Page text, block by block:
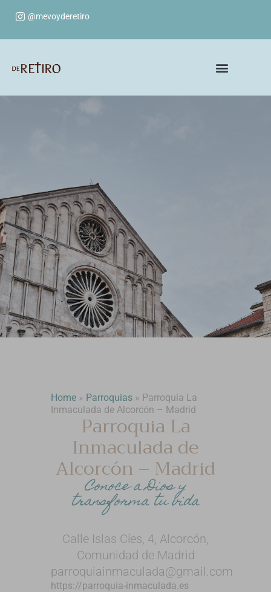
@mevoyderetiro
Home » Parroquias » Parroquia La
Inmaculada de Alcorcón – Madrid
Parroquia La
Inmaculada de
Alcorcón – Madrid
Conoce a Dios y
transforma tu vida
Calle Islas Cíes, 4, Alcorcón,
Comunidad de Madrid
parroquiainmaculada@gmail.com
https://parroquia-inmaculada.es